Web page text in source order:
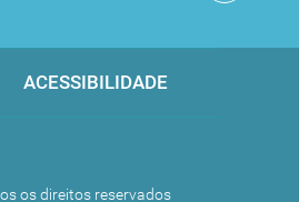
ACESSIBILIDADE
os direitos reservados